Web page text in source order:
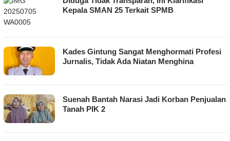
Kepala SMAN 25 Terkait SPMB
Kades Gintung Sangat Menghormati Profesi
Jurnalis, Tidak Ada Niatan Menghina
Suenah Bantah Narasi Jadi Korban Penjualan
Tanah PIK 2